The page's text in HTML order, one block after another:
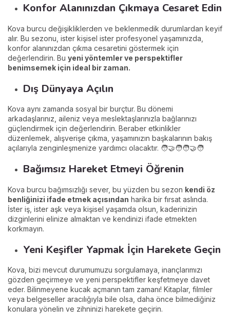
Konfor Alanınızdan Çıkmaya Cesaret Edin
Kova burcu değişikliklerden ve beklenmedik durumlardan keyif
alır. Bu sezonu, ister kişisel ister profesyonel yaşamınızda,
konfor alanınızdan çıkma cesaretini göstermek için
değerlendirin. Bu yeni yöntemler ve perspektifler
benimsemek için ideal bir zaman.
Dış Dünyaya Açılın
Kova aynı zamanda sosyal bir burçtur. Bu dönemi
arkadaşlarınız, aileniz veya meslektaşlarınızla bağlarınızı
güçlendirmek için değerlendirin. Beraber etkinlikler
düzenlemek, alışverişe çıkma, yaşamınızın başkalarının bakış
açılarıyla zenginleşmenize yardımcı olacaktır. 🧑‍🤝‍🧑🧑‍🤝‍🧑
Bağımsız Hareket Etmeyi Öğrenin
Kova burcu bağımsızlığı sever, bu yüzden bu sezon kendi öz
benliğinizi ifade etmek açısından harika bir fırsat aslında.
İster iş, ister aşk veya kişisel yaşamda olsun, kaderinizin
dizginlerini elinize almaktan ve kendinizi ifade etmekten
korkmayın.
Yeni Keşifler Yapmak İçin Harekete Geçin
Kova, bizi mevcut durumumuzu sorgulamaya, inançlarımızı
gözden geçirmeye ve yeni perspektifler keşfetmeye davet
eder. Bilinmeyene kucak açmanın tam zamanı! Kitaplar, filmler
veya belgeseller aracılığıyla bile olsa, daha önce bilmediğiniz
konulara yönelin ve zihninizi harekete geçirin.